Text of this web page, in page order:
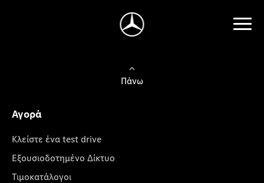
Πάνω
Αγορά
Κλείστε ένα test drive
Εξουσιοδοτημένο Δίκτυο
Τιμοκατάλογοι